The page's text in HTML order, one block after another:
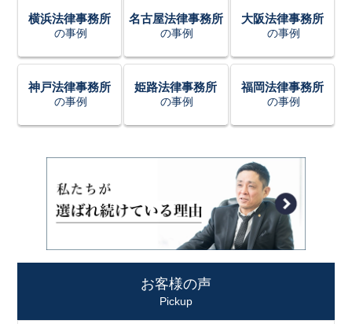
横浜法律事務所
の事例
名古屋法律事務所
の事例
大阪法律事務所
の事例
神戸法律事務所
の事例
姫路法律事務所
の事例
福岡法律事務所
の事例
お客様の声
Pickup